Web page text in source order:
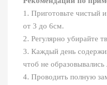
1. Приготовьте чистый
от 3 до 6см.
2. Регулярно убирайте
3. Каждый день
чтоб не
4. Проводить полную